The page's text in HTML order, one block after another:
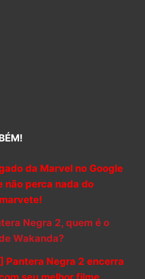
da Marvel no Google
não perca nada do
Negra 2, quem é o
Wakanda?
Pantera Negra 2 encerra